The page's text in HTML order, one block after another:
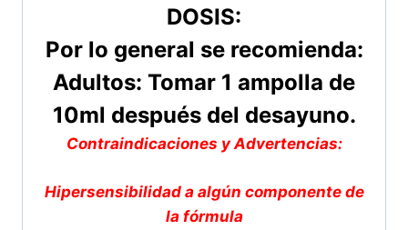
DOSIS:
Por lo general se recomienda:
Adultos: Tomar 1 ampolla de
10ml después del desayuno.
Contraindicaciones y Advertencias:
Hipersensibilidad a algún componente de
la fórmula